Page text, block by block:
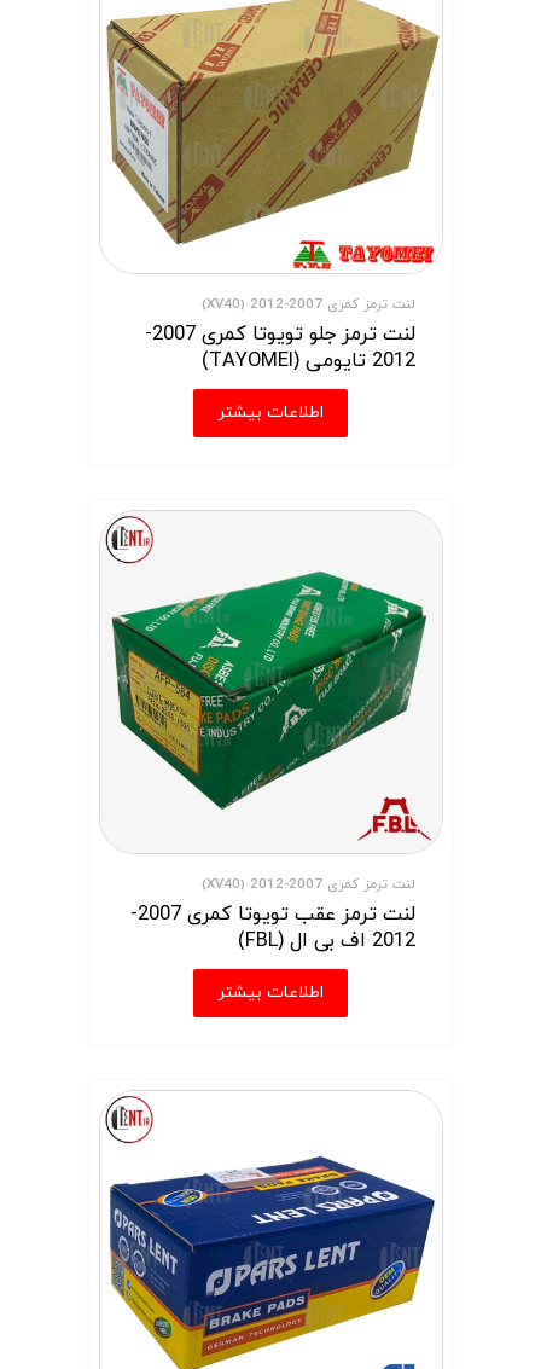
لنت ترمز کمری 2007-2012 (XV40)
لنت ترمز جلو تویوتا کمری 2007-
2012 تایومی (TAYOMEI)
اطلاعات بیشتر
لنت ترمز کمری 2007-2012 (XV40)
لنت ترمز عقب تویوتا کمری 2007-
2012 اف بی ال (FBL)
اطلاعات بیشتر